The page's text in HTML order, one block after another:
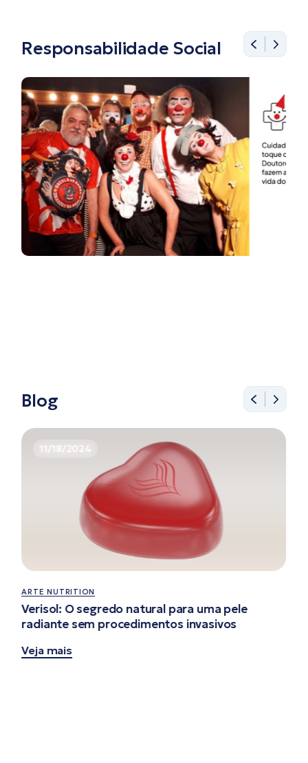
Responsabilidade Social
Blog
11/18/2024
ARTE NUTRITION
Verisol: O segredo natural para uma pele
radiante sem procedimentos invasivos
Veja mais